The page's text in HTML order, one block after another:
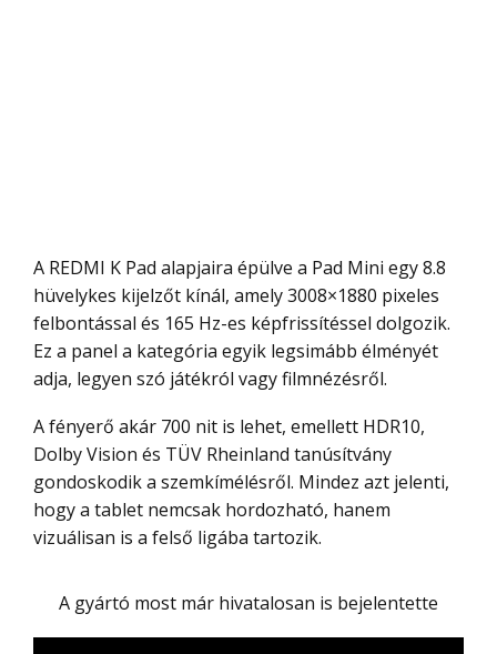
A REDMI K Pad alapjaira épülve a Pad Mini egy 8.8
hüvelykes kijelzőt kínál, amely 3008×1880 pixeles
felbontással és 165 Hz-es képfrissítéssel dolgozik.
Ez a panel a kategória egyik legsimább élményét
adja, legyen szó játékról vagy filmnézésről.
A fényerő akár 700 nit is lehet, emellett HDR10,
Dolby Vision és TÜV Rheinland tanúsítvány
gondoskodik a szemkímélésről. Mindez azt jelenti,
hogy a tablet nemcsak hordozható, hanem
vizuálisan is a felső ligába tartozik.
A gyártó most már hivatalosan is bejelentette